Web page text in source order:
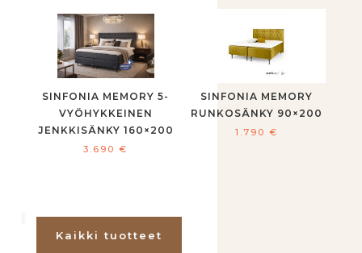
SINFONIA MEMORY 5-
VYÖHYKKEINEN
JENKKISÄNKY 160×200
3.690€
SINFONIA MEMORY
RUNKOSÄNKY 90×200
1.790 €
Kaikki tuotteet